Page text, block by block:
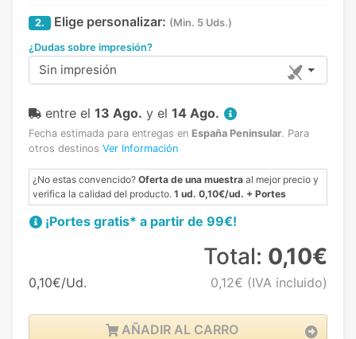
2. Elige personalizar: (Min. 5 Uds.)
¿Dudas sobre impresión?
Sin impresión
entre el 13 Ago. y el 14 Ago.
Fecha estimada para entregas en España Peninsular. Para
otros destinos Ver Información
¿No estas convencido? Oferta de una muestra al mejor precio y
verifica la calidad del producto. 1 ud. 0,10€/ud. + Portes
¡Portes gratis* a partir de 99€!
0,10€/Ud.
Total: 0,10€
0,12€ (IVA incluido)
AÑADIR AL CARRO